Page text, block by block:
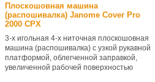
Плоскошовная машина
(распошивалка) Janome Cover Pro
2000 CPX
3-х игольная 4-х ниточная плоскошовная
машина (распошивалка) с узкой рукавной
платформой, облегченной заправкой,
увеличенной рабочей поверхностью